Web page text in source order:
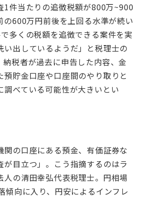
1件当たりの追徴税額が800万~900
の600万円前後を上回る水準が続い
多くの税額を追徴できる案件を実
い出しているようだ」と税理士の
納税者が過去に申告した内容、金
預貯金口座や口座間のやり取りと
調べている可能性が大きいとい
関の口座にある預金、有価証券な
が目立つ」。こう指摘するのはラ
人の清田幸弘代表税理士。円相場
傾向に入り、円安によるインフレ